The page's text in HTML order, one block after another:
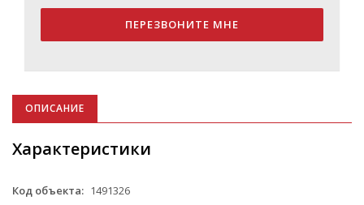
ПЕРЕЗВОНИТЕ МНЕ
ОПИСАНИЕ
Характеристики
Код объекта: 1491326